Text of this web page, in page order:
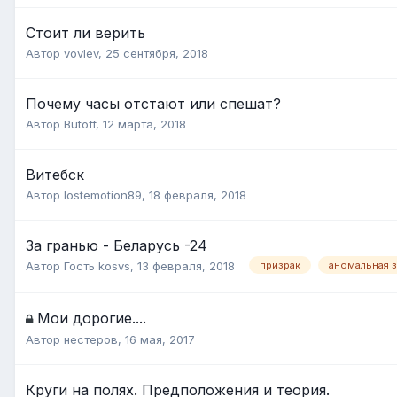
Стоит ли верить
Автор vovlev, 25 сентября, 2018
Почему часы отстают или спешат?
Автор Butoff, 12 марта, 2018
Витебск
Автор lostemotion89, 18 февраля, 2018
За гранью - Беларусь -24
Автор Гость kosvs, 13 февраля, 2018 призрак аномальная
Мои дорогие....
Автор нестеров, 16 мая, 2017
Круги на полях. Предположения и теория.